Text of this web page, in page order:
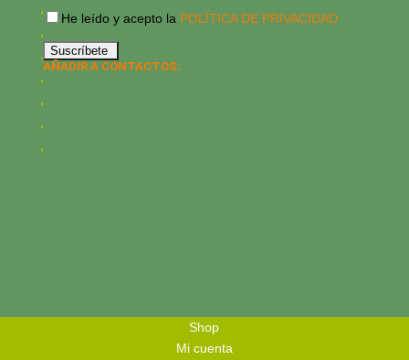
He leído y acepto la POLÍTICA DE PRIVACIDAD
AÑADIR A CONTACTOS:
Shop
Mi cuenta